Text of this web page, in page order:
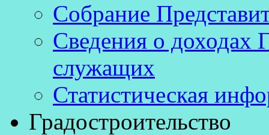
Собрание
Сведения о доходах
служащих
Статистическая
Градостроительство